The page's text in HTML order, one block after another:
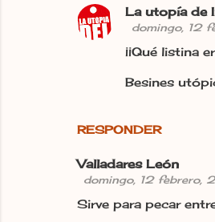
RESPONDER
La utopía de
domingo, 12
¡¡Qué listina
Besines
Valladares León
domingo, 12 febrero,
Sirve para pecar